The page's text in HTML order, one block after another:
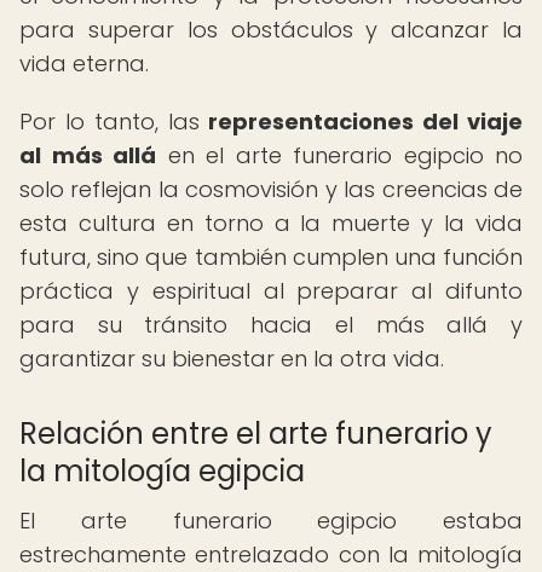
para superar los obstáculos y alcanzar la
vida eterna.
Por lo tanto, las representaciones del viaje
al más allá en el arte funerario egipcio no
solo reflejan la cosmovisión y las creencias de
esta cultura en torno a la muerte y la vida
futura, sino que también cumplen una función
práctica y espiritual al preparar al difunto
para su tránsito hacia el más allá y
garantizar su bienestar en la otra vida.
Relación entre el arte funerario y
la mitología egipcia
El arte funerario egipcio estaba
estrechamente entrelazado con la mitología